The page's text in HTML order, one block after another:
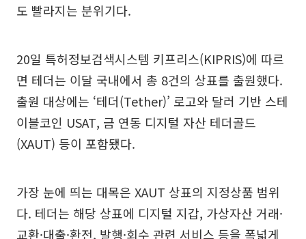
도 빨라지는 분위기다.
20일 특허정보검색시스템 키프리스(KIPRIS)에 따르
면 테더는 이달 국내에서 총 8건의 상표를 출원했다.
출원 대상에는 ‘테더(Tether)’ 로고와 달러 기반 스테
이블코인 USAT, 금 연동 디지털 자산 테더골드
(XAUT) 등이 포함됐다.
가장 눈에 띄는 대목은 XAUT 상표의 지정상품 범위
다. 테더는 해당 상표에 디지털 지갑, 가상자산 거래·
교환·대출·환전, 발행·회수 관련 서비스 등을 폭넓게